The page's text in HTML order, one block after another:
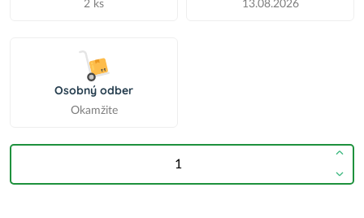
2 ks 13.08.2026
Osobný odber
Okamžite